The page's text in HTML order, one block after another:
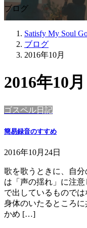
ブログ
Satisfy My Soul
ブログ
2016年10月
2016年10月
ゴスペル日記
簡易録音のすすめ
2016年10月24日
歌を歌うときに、自
は「声の揺れ」に注
で出しているもので
身体のいたるところ
かめ […]